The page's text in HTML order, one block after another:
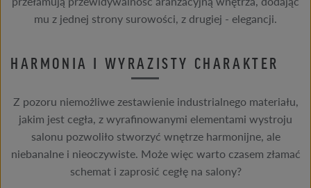
mu z jednej strony surowości, z drugiej - elegancji.
HARMONIA I WYRAZISTY CHARAKTER
Z pozoru niemożliwe zestawienie industrialnego materiału,
jakim jest cegła, z wyrafinowanymi elementami wystroju
salonu pozwoliło stworzyć wnętrze harmonijne, ale
niebanalne i nieoczywiste. Może więc warto czasem złamać
schemat i zaprosić cegłę na salony?